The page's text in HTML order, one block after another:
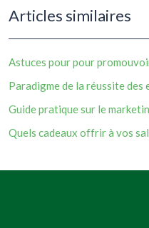
Articles similaires
Astuces pour pour
Paradigme de la réussite
Guide pratique sur le
Quels cadeaux offrir à vos